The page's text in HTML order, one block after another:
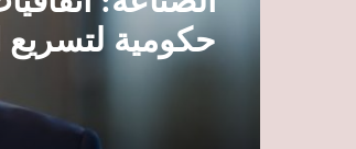
حكومية
المستثمرين